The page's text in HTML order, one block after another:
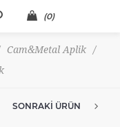
(0)
Cam&Metal Aplik
/
SONRAKI ÜRÜN